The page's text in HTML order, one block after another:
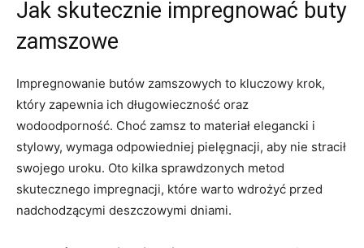
Jak skutecznie impregnować buty
zamszowe
Impregnowanie butów zamszowych to kluczowy krok,
który zapewnia ich długowieczność oraz
wodoodporność. Choć zamsz to materiał elegancki i
stylowy, wymaga odpowiedniej pielęgnacji, aby nie stracił
swojego uroku. Oto kilka sprawdzonych metod
skutecznego impregnacji, które warto wdrożyć przed
nadchodzącymi deszczowymi dniami.